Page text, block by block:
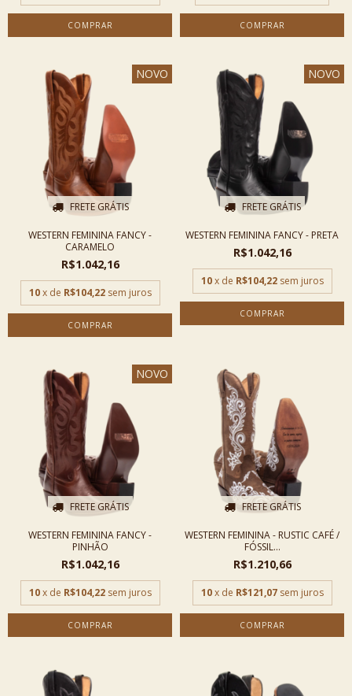
COMPRAR COMPRAR
FRETE GRÁTIS
NOVO
WESTERN FEMININA FANCY -
CARAMELO
R$1.042,16
10 x de R$104,22 sem juros
COMPRAR
FRETE GRÁTIS
NOVO
WESTERN FEMININA FANCY - PRETA
R$1.042,16
10 x de R$104,22 sem juros
COMPRAR
FRETE GRÁTIS
NOVO
WESTERN FEMININA FANCY -
PINHÃO
R$1.042,16
10 x de R$104,22 sem juros
COMPRAR
FRETE GRÁTIS
WESTERN FEMININA - RUSTIC CAFÉ /
FÓSSIL...
R$1.210,66
10 x de R$121,07 sem juros
COMPRAR